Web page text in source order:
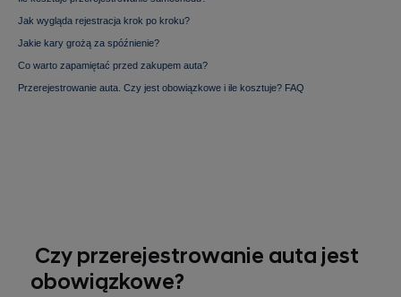
Jak wygląda rejestracja krok po kroku?
Jakie kary grożą za spóźnienie?
Co warto zapamiętać przed zakupem auta?
Przerejestrowanie auta. Czy jest obowiązkowe i ile kosztuje? FAQ
Czy przerejestrowanie auta jest
obowiązkowe?